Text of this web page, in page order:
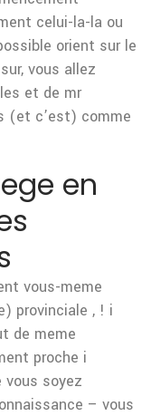
celui-la-la ou
orient sur le
vous allez
et de mr
(et c’est) comme
en
vous-meme
provinciale , ! i
de meme
proche i
soyez
– vous